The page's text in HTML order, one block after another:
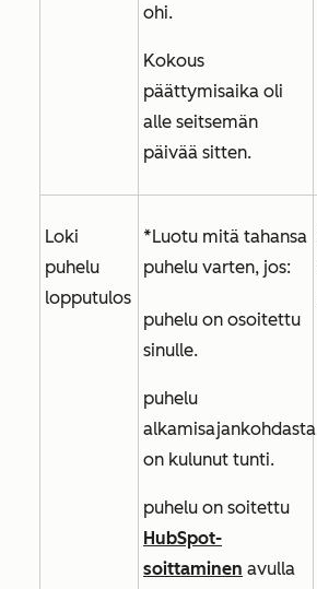
ohi.
Kokous
päättymisaika oli
alle seitsemän
päivää sitten.
Loki
puhelu
lopputulos
*Luotu mitä tahansa
puhelu varten, jos:
puhelu on osoitettu
sinulle.
puhelu
alkamisajankohdasta
on kulunut tunti.
puhelu on soitettu
HubSpot-
soittaminen avulla